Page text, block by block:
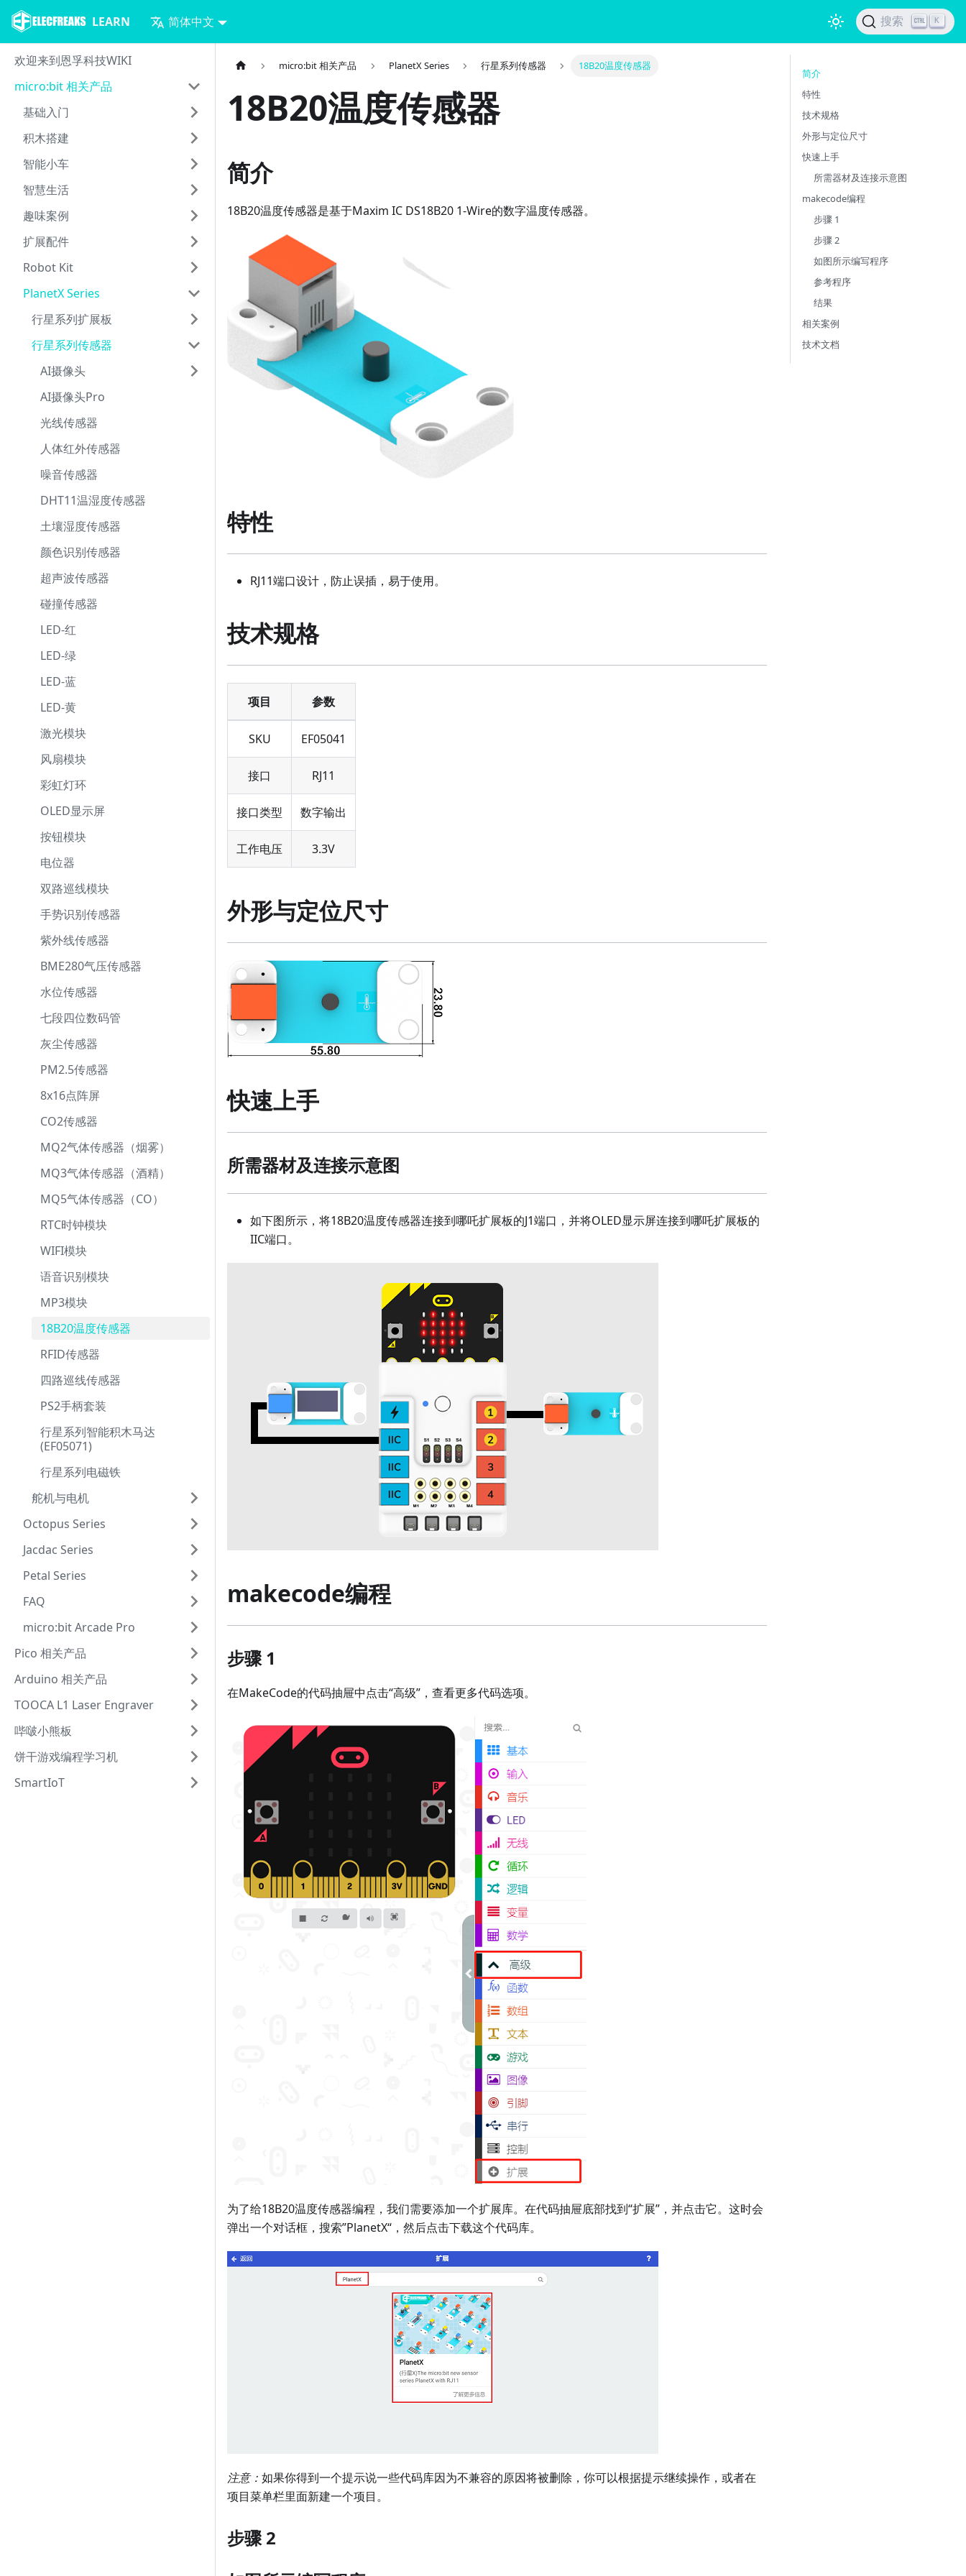
LEARN 简体中文 搜索 K
欢迎来到恩孚科技WIKI
micro:bit 相关产品
基础入门
积木搭建
智能小车
智慧生活
趣味案例
扩展配件
Robot Kit
PlanetX Series
行星系列扩展板
行星系列传感器
AI摄像头
AI摄像头Pro
光线传感器
人体红外传感器
噪音传感器
DHT11温湿度传感器
土壤湿度传感器
颜色识别传感器
超声波传感器
碰撞传感器
LED-红
LED-绿
LED-蓝
LED-黄
激光模块
风扇模块
彩虹灯环
OLED显示屏
按钮模块
电位器
双路巡线模块
手势识别传感器
紫外线传感器
BME280气压传感器
水位传感器
七段四位数码管
灰尘传感器
PM2.5传感器
8x16点阵屏
CO2传感器
MQ2气体传感器（烟雾）
MQ3气体传感器（酒精）
MQ5气体传感器（CO）
RTC时钟模块
WIFI模块
语音识别模块
MP3模块
18B20温度传感器
RFID传感器
四路巡线传感器
PS2手柄套装
行星系列智能积木马达
(EF05071)
行星系列电磁铁
舵机与电机
Octopus Series
Jacdac Series
Petal Series
FAQ
micro:bit Arcade Pro
Pico 相关产品
Arduino 相关产品
TOOCA L1 Laser Engraver
哔啵小熊板
饼干游戏编程学习机
SmartIoT
micro:bit 相关产品 PlanetX Series 行星系列传感器 18B20温度传感器
18B20温度传感器
简介
18B20温度传感器是基于Maxim IC DS18B20 1-Wire的数字温度传感器。
特性
RJ11端口设计，防止误插，易于使用。
技术规格
项目 参数
SKU EF05041
接口 RJ11
接口类型 数字输出
工作电压 3.3V
外形与定位尺寸
快速上手
所需器材及连接示意图
如下图所示，将18B20温度传感器连接到哪吒扩展板的J1端口，并将OLED显示屏连接到哪吒扩展板的
IIC端口。
makecode编程
步骤 1
在MakeCode的代码抽屉中点击“高级”，查看更多代码选项。
为了给18B20温度传感器编程，我们需要添加一个扩展库。在代码抽屉底部找到“扩展”，并点击它。这时会
弹出一个对话框，搜索”PlanetX“，然后点击下载这个代码库。
注意： 如果你得到一个提示说一些代码库因为不兼容的原因将被删除，你可以根据提示继续操作，或者在
项目菜单栏里面新建一个项目。
步骤 2
简介
特性
技术规格
外形与定位尺寸
快速上手
所需器材及连接示意图
makecode编程
步骤 1
步骤 2
如图所示编写程序
参考程序
结果
相关案例
技术文档